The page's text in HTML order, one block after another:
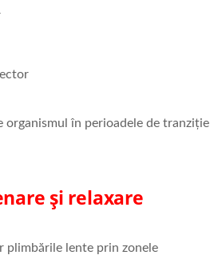
organismul în perioadele de tranziție
și relaxare
plimbările lente prin zonele